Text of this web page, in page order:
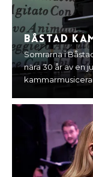
Båstad
Somrarna i
nära 30 år av en